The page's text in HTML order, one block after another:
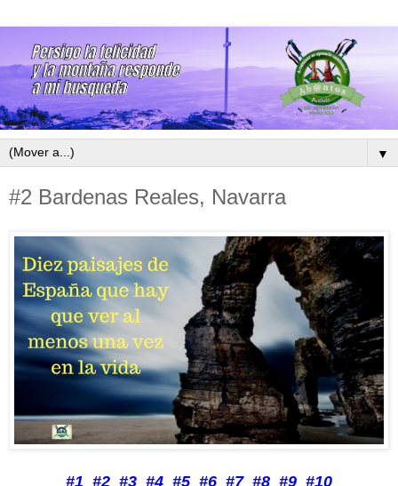
▼
#2 Bardenas Reales, Navarra
#1 #2 #3 #4 #5 #6 #7 #8 #9 #10